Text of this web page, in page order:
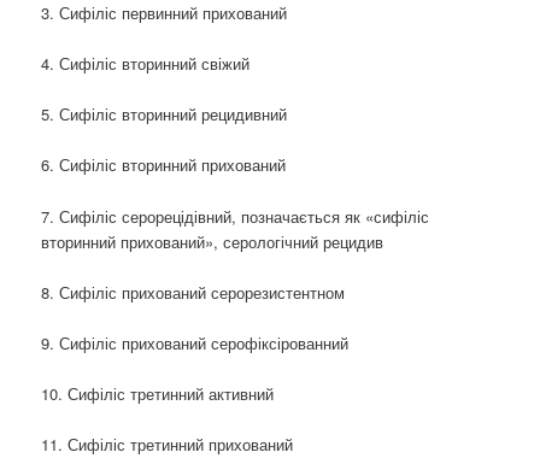
3. Сифіліс первинний прихований
4. Сифіліс вторинний свіжий
5. Сифіліс вторинний рецидивний
6. Сифіліс вторинний прихований
7. Сифіліс серорецідівний, позначається як «сифіліс
вторинний прихований», серологічний рецидив
8. Сифіліс прихований серорезистентном
9. Сифіліс прихований серофіксірованний
10. Сифіліс третинний активний
11. Сифіліс третинний прихований